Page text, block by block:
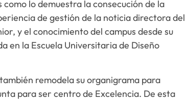
lo demuestra la consecución de la
de gestión de la noticia directora del
y el conocimiento del campus desde su
en la Escuela Universitaria de Diseño
remodela su organigrama para
para ser centro de Excelencia. De esta